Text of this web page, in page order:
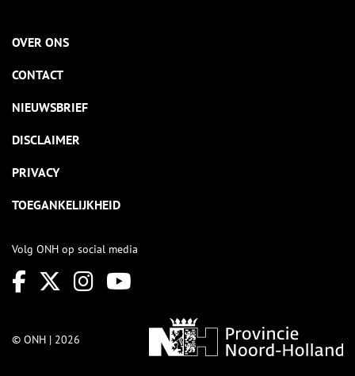
OVER ONS
CONTACT
NIEUWSBRIEF
DISCLAIMER
PRIVACY
TOEGANKELIJKHEID
Volg ONH op social media
© ONH | 2026